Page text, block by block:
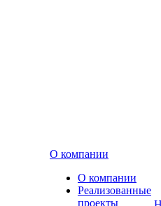
О компании
О компании
Реализованные
проекты